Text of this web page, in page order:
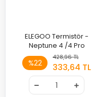
ELEGOO Termistör -
Neptune 4 /4 Pro
%22
428,96 TL
333,64 TL